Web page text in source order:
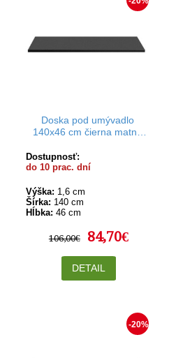
Doska pod umývadlo
140x46 cm čierna matná
Dostupnosť:
do 10 prac. dní
Výška: 1,6 cm
Šírka: 140 cm
Hĺbka: 46 cm
106,00€ 84,70€
DETAIL
-20%